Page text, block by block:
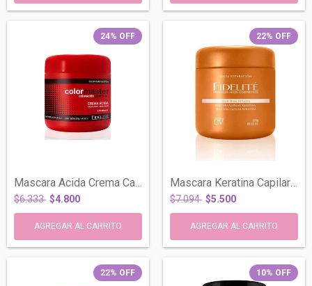
24% OFF
Mascara Acida Crema Capilar Color Master...
$6.333 $4.800
22% OFF
Mascara Keratina Capilar Reparacion X 27...
$7.094 $5.500
22% OFF 10% OFF